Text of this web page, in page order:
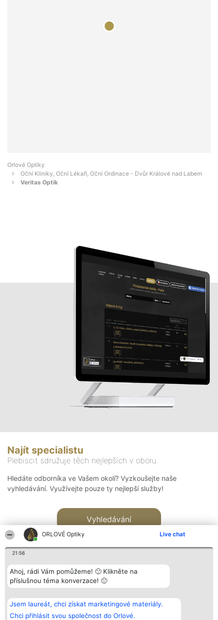
ORLOVÉ Optiky Live chat
21:56
Ahoj, rádi Vám pomůžeme! 🙂 Klikněte na
příslušnou téma konverzace! 🙂
Jsem laureát, chci získat marketingové materiály.
Chci přihlásit svou společnost do Orlové.
Orlové Optiky
Oční Kliniky, Oční Lékaři, Oční Ordinace - Dvůr Králové nad Labem
Veritas Optik
Najít specialistu
Plebiscit sdružuje těch nejlepších v oboru
Hledáte odborníka ve Vašem okolí? Vyzkoušejte naše
vyhledávání. Využívejte pouze ty nejlepší služby!
Vyhledávání
Bright Side Solutions sp. z o.
o. sp. k.
ul. Ruska 22
Vítězové
Seznam všech
laureátů
Kontakt